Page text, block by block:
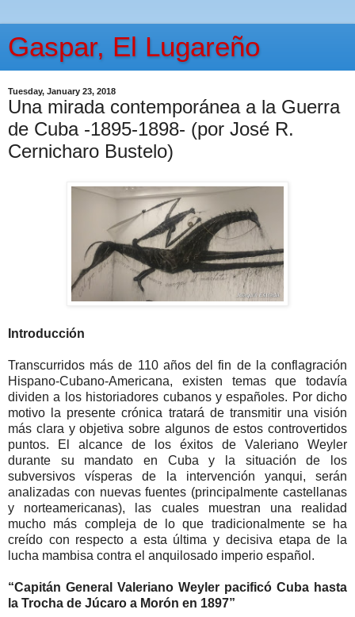
Gaspar, El Lugareño
Tuesday, January 23, 2018
Una mirada contemporánea a la Guerra
de Cuba -1895-1898- (por José R.
Cernicharo Bustelo)
Introducción
Transcurridos más de 110 años del fin de la conflagración
Hispano-Cubano-Americana, existen temas que todavía
dividen a los historiadores cubanos y españoles. Por dicho
motivo la presente crónica tratará de transmitir una visión
más clara y objetiva sobre algunos de estos controvertidos
puntos. El alcance de los éxitos de Valeriano Weyler
durante su mandato en Cuba y la situación de los
subversivos vísperas de la intervención yanqui, serán
analizadas con nuevas fuentes (principalmente castellanas
y norteamericanas), las cuales muestran una realidad
mucho más compleja de lo que tradicionalmente se ha
creído con respecto a esta última y decisiva etapa de la
lucha mambisa contra el anquilosado imperio español.
“Capitán General Valeriano Weyler pacificó Cuba hasta
la Trocha de Júcaro a Morón en 1897”